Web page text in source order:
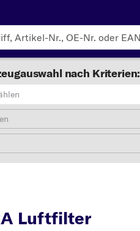
nach Kriterien:
Luftfilter